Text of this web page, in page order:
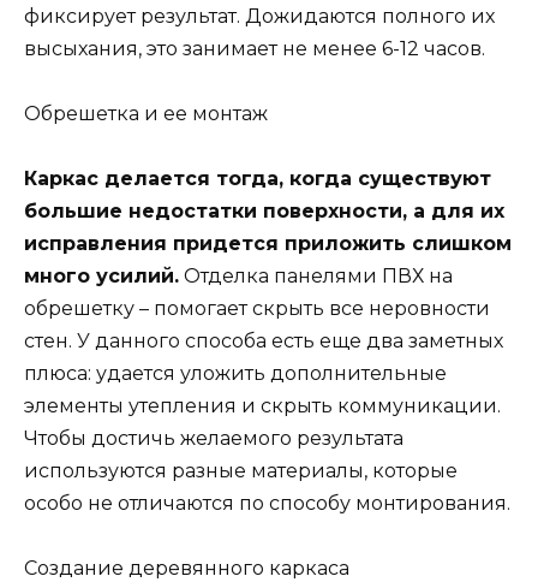
фиксирует результат. Дожидаются полного их
высыхания, это занимает не менее 6-12 часов.
Обрешетка и ее монтаж
Каркас делается тогда, когда существуют
большие недостатки поверхности, а для их
исправления придется приложить слишком
много усилий. Отделка панелями ПВХ на
обрешетку – помогает скрыть все неровности
стен. У данного способа есть еще два заметных
плюса: удается уложить дополнительные
элементы утепления и скрыть коммуникации.
Чтобы достичь желаемого результата
используются разные материалы, которые
особо не отличаются по способу монтирования.
Создание деревянного каркаса